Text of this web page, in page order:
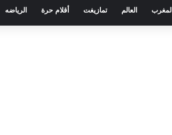
المغرب العالم تمازيغت أقلام حرة الرياضه